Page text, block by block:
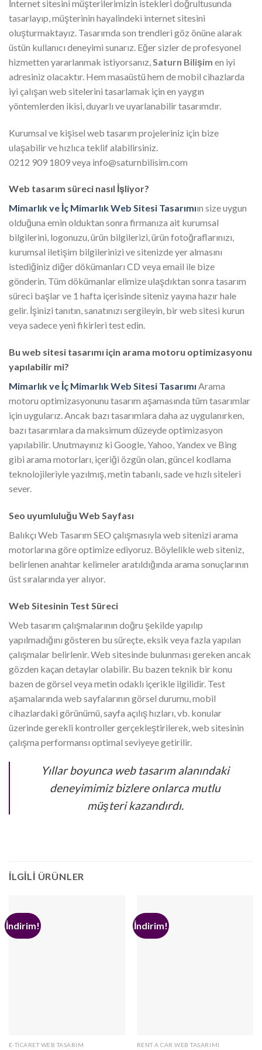
İnternet sitesini müşterilerimizin istekleri doğrultusunda
tasarlayıp, müşterinin hayalindeki internet sitesini
oluşturmaktayız. Tasarımda son trendleri göz önüne alarak
üstün kullanıcı deneyimi sunarız. Eğer sizler de profesyonel
hizmetten yararlanmak istiyorsanız,Saturn Bilişim en iyi
adresiniz olacaktır. Hem masaüstü hem de mobil cihazlarda
iyi çalışan web sitelerini tasarlamak için en yaygın
yöntemlerden ikisi, duyarlı ve uyarlanabilir tasarımdır.
Kurumsal ve kişisel web tasarım projeleriniz için bize
ulaşabilir ve hızlıca teklif alabilirsiniz.
0212 909 1809 veya info@saturnbilisim.com
Web tasarım süreci nasıl İşliyor?
Mimarlık ve İç Mimarlık Web Sitesi Tasarımıın size uygun
olduğuna emin olduktan sonra firmanıza ait kurumsal
bilgilerini, logonuzu, ürün bilgilerizi, ürün fotoğraflarınızı,
kurumsal iletişim bilgilerinizi ve sitenizde yer almasını
istediğiniz diğer dökümanları CD veya email ile bize
gönderin. Tüm dökümanlar elimize ulaşdıktan sonra tasarım
süreci başlar ve 1 hafta içerisinde siteniz yayına hazır hale
gelir. İşinizi tanıtın, sanatınızı sergileyin, bir web sitesi kurun
veya sadece yeni fikirleri test edin.
Bu web sitesi tasarımı için arama motoru optimizasyonu
yapılabilir mi?
Mimarlık ve İç Mimarlık Web Sitesi Tasarımı Arama
motoru optimizasyonunu tasarım aşamasında tüm tasarımlar
için uygularız. Ancak bazı tasarımlara daha az uygulanırken,
bazı tasarımlara da maksimum düzeyde optimizasyon
yapılabilir. Unutmayınız ki Google, Yahoo, Yandex ve Bing
gibi arama motorları, içeriği özgün olan, güncel kodlama
teknolojileriyle yazılmış, metin tabanlı, sade ve hızlı siteleri
sever.
Seo uyumluluğu Web Sayfası
Balıkçı Web Tasarım SEO çalışmasıyla web sitenizi arama
motorlarına göre optimize ediyoruz. Böylelikle web siteniz,
belirlenen anahtar kelimeler aratıldığında arama sonuçlarının
üst sıralarında yer alıyor.
Web Sitesinin Test Süreci
Web tasarım çalışmalarının doğru şekilde yapılıp
yapılmadığını gösteren bu süreçte, eksik veya fazla yapılan
çalışmalar belirlenir. Web sitesinde bulunması gereken ancak
gözden kaçan detaylar olabilir. Bu bazen teknik bir konu
bazen de görsel veya metin odaklı içerikle ilgilidir. Test
aşamalarında web sayfalarının görsel durumu, mobil
cihazlardaki görünümü, sayfa açılış hızları, vb. konular
üzerinde gerekli kontroller gerçekleştirilerek, web sitesinin
çalışma performansı optimal seviyeye getirilir.
Yıllar boyunca web tasarım alanındaki
deneyimimiz bizlere onlarca mutlu
müşteri kazandırdı.
İLGILI ÜRÜNLER
İndirim!
E-TICARET WEB TASARIM
İndirim!
RENT A CAR WEB TASARIMI